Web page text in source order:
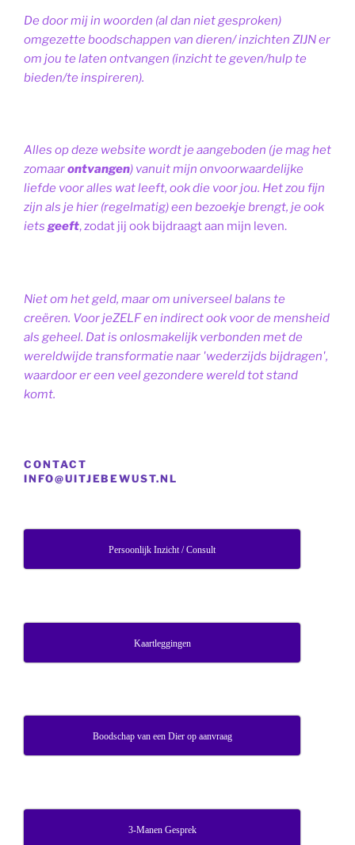
De door mij in woorden (al dan niet gesproken)
omgezette boodschappen van dieren/ inzichten ZIJN er
om jou te laten ontvangen (inzicht te geven/hulp te
bieden/te inspireren).
Alles op deze website wordt je aangeboden (je mag het
zomaarontvangen) vanuit mijn onvoorwaardelijke
liefde voor alles wat leeft, ook die voor jou. Het zou fijn
zijn als je hier (regelmatig) een bezoekje brengt, je ook
iets geeft, zodat jij ook bijdraagt aan mijn leven.
Niet om het geld, maar om universeel balans te
creëren. Voor jeZELF en indirect ook voor de mensheid
als geheel. Dat is onlosmakelijk verbonden met de
wereldwijde transformatie naar 'wederzijds bijdragen',
waardoor er een veel gezondere wereld tot stand
komt.
CONTACT
INFO@UITJEBEWUST.NL
Persoonlijk Inzicht / Consult
Kaartleggingen
Boodschap van een Dier op aanvraag
3-Manen Gesprek